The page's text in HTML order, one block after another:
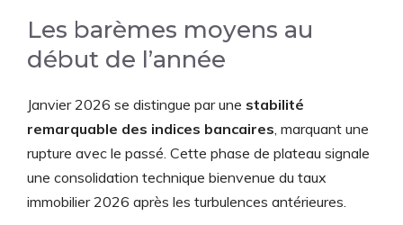
Les barèmes moyens au
début de l’année
Janvier 2026 se distingue par une stabilité
remarquable des indices bancaires, marquant une
rupture avec le passé. Cette phase de plateau signale
une consolidation technique bienvenue du taux
immobilier 2026 après les turbulences antérieures.